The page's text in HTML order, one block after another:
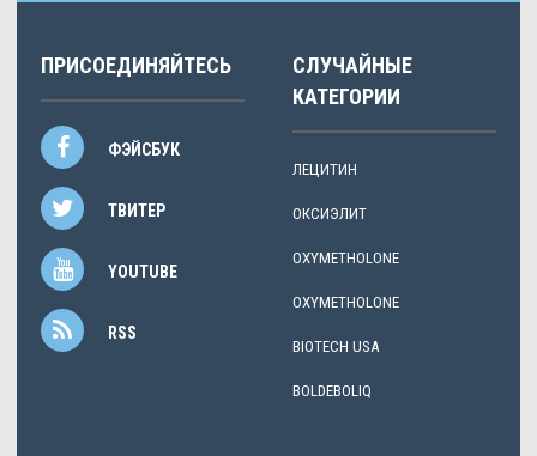
ПРИСОЕДИНЯЙТЕСЬ
ФЭЙСБУК
ТВИТЕР
YOUTUBE
RSS
СЛУЧАЙНЫЕ
КАТЕГОРИИ
ЛЕЦИТИН
ОКСИЭЛИТ
OXYMETHOLONE
OXYMETHOLONE
BIOTECH USA
BOLDEBOLIQ